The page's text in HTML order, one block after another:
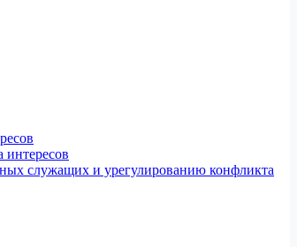
служащих и урегулированию конфликта